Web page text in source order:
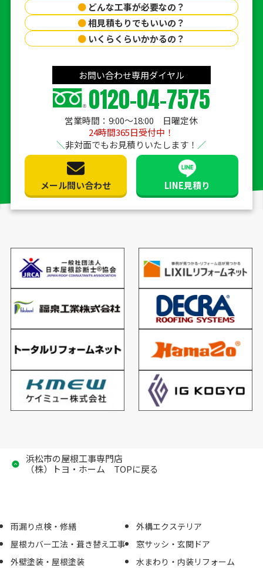
● どんな工事が必要なの？
●相見積もりでもいいの？
● いくらくらいかかるの？
お問い合わせ専用ダイヤル
0120-04-7575
営業時間：9:00〜18:00 日曜定休
24時間365日受付中！
非対面でもお見積りいたします！
メール問い合わせ LINE見積り
浜松市の屋根工事専門店
（株）トヨ・ホーム TOPに戻る
雨漏り点検・修繕
屋根カバー工法・葺き替え工事
外壁塗装・屋根塗装
外構エクステリア
窓サッシ・玄関ドア
水まわり・内装リフォーム